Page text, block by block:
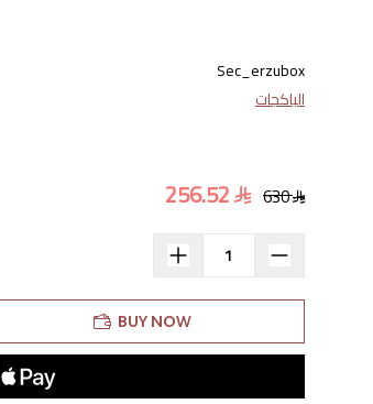
Sec_erzubox
الباكجات
256.52 630
BUY NOW